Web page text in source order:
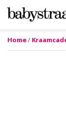
ZWANGER
BABY
LIFESTYLE
CELEBS
ADVIES
GRATIS
WIN
Home/